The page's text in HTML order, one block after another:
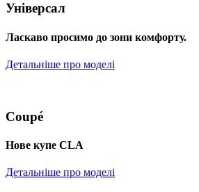
Універсал
Ласкаво просимо до зони комфорту.
Детальніше про моделі
Coupé
Нове купе CLA
Детальніше про моделі